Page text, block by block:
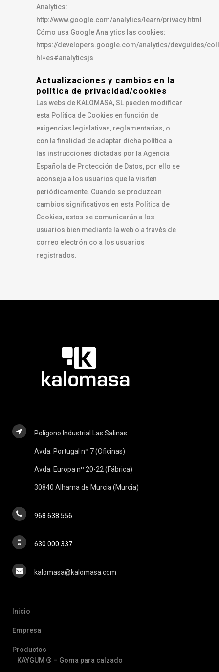
Analytics:
http://www.google.com/analytics/learn/privacy.html
Cómo usa Google Analytics las cookies:
https://developers.google.com/analytics/devguides/
hl=es#analyticsjs
Actualizaciones y cambios en la
política de privacidad/cookies
Las webs de KALOMASA, SL pueden modificar
esta Política de Cookies en función de
exigencias legislativas, reglamentarias, o
con la finalidad de adaptar dicha política a
las instrucciones dictadas por la Agencia
Española de Protección de Datos, por ello se
aconseja a los usuarios que la visiten
periódicamente. Cuando se produzcan
cambios significativos en esta Política de
Cookies, estos se comunicarán a los
usuarios bien mediante la web o a través de
correo electrónico a los usuarios
registrados.
Polígono Industrial Las Salinas
Avda. Portugal nº 7 (Oficinas)
Avda. Europa nº 20-22 (Fábrica)
30840 Alhama de Murcia (Murcia)
968 638 556
630 000 337
kalomasa@kalomasa.com
Inicio
Empresa
Productos
KAYGUM ® – Goma para calzado